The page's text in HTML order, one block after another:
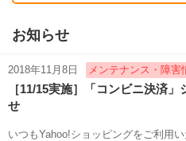
お知らせ
2018年11月8日 メンテナンス・障害
［11/15実施］「コンビニ決済
せ
いつもYahoo!ショッピングをご利用